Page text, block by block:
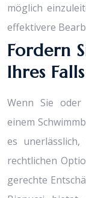
möglich
effektivere
Fordern
Ihres
Wenn Sie
einem
es
rechtlichen
gerechte